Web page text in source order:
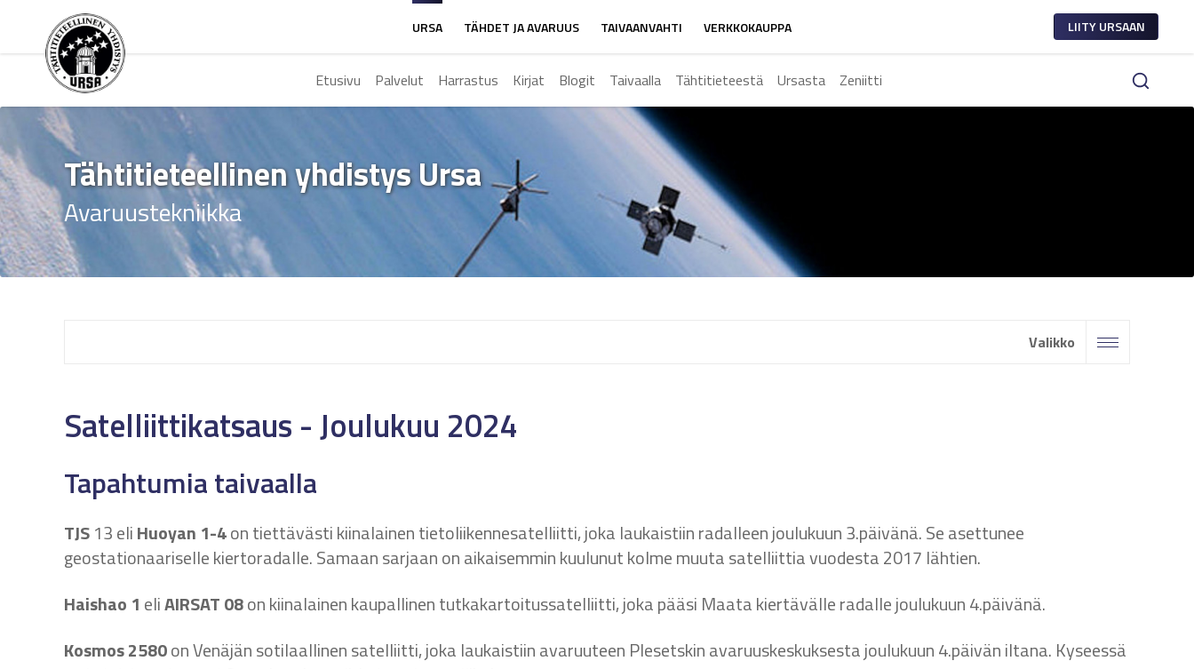
LIITY URSAAN
URSA TÄHDET JA AVARUUS TAIVAANVAHTI VERKKOKAUPPA
Etusivu Palvelut Harrastus Kirjat Blogit Taivaalla Tähtitieteestä Ursasta Zeniitti
Tähtitieteellinen yhdistys Ursa
Avaruustekniikka
Valikko
Satelliittikatsaus - Joulukuu 2024
Tapahtumia taivaalla
TJS13 eliHuoyan 1-4on tiettävästi kiinalainen tietoliikennesatelliitti, joka laukaistiin radalleen joulukuun 3.päivänä. Se asettunee
geostationaariselle kiertoradalle. Samaan sarjaan on aikaisemmin kuulunut kolme muuta satelliittia vuodesta 2017 lähtien.
Haishao 1 eliAIRSAT 08on kiinalainen kaupallinen tutkakartoitussatelliitti, joka pääsi Maata kiertävälle radalle joulukuun 4.päivänä.
Kosmos 2580on Venäjän sotilaallinen satelliitti, joka laukaistiin avaruuteen Plesetskin avaruuskeskuksesta joulukuun 4.päivän iltana. Kyseessä